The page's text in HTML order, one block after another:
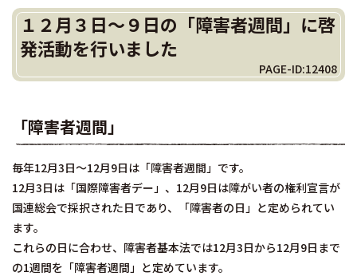
１２月３日～９日の「障害者週間」に啓
発活動を行いました
PAGE-ID:12408
「障害者週間」
毎年12月3日～12月9日は「障害者週間」です。
12月3日は「国際障害者デー」、12月9日は障がい者の権利宣言が
国連総会で採択された日であり、「障害者の日」と定められてい
ます。
これらの日に合わせ、障害者基本法では12月3日から12月9日まで
の1週間を「障害者週間」と定めています。